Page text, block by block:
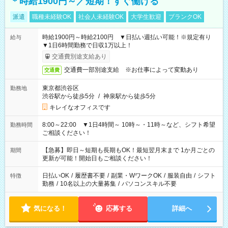
派遣 職種未経験OK 社会人未経験OK 大学生歓迎 ブランクOK
給与
時給1900円～時給2100円 ▼日払い週払い可能！※規定有り
▼1日6時間勤務で日収1万以上！
交通費別途支給あり
交通費 交通費一部別途支給 ※お仕事によって変動あり
勤務地
東京都渋谷区
渋谷駅から徒歩5分 / 神泉駅から徒歩5分
キレイなオフィスです
勤務時間
8:00～22:00 ▼1日4時間～ 10時～・11時～など、シフト希望
ご相談ください！
期間
【急募】即日～短期も長期もOK！最短翌月末まで 1か月ごとの
更新が可能！開始日もご相談ください！
特徴 日払いOK / 履歴書不要 / 副業・WワークOK / 服装自由 / シフト
勤務 / 10名以上の大量募集 / パソコンスキル不要
気になる！ 応募する 詳細へ